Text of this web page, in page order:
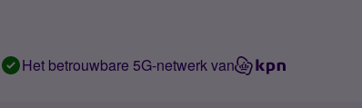
Het betrouwbare 5G-netwerk van